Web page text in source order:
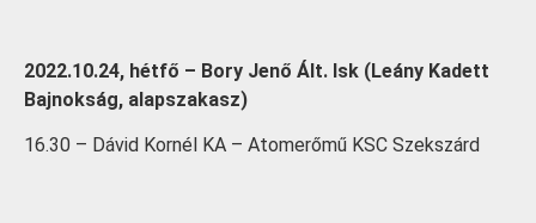
2022.10.24, hétfő – Bory Jenő Ált. Isk (Leány Kadett
Bajnokság, alapszakasz)
16.30 – Dávid Kornél KA – Atomerőmű KSC Szekszárd